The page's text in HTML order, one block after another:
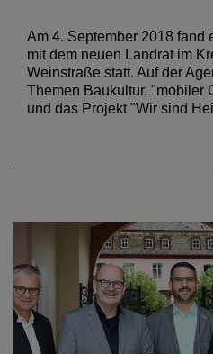
Am 4. September 2018 fand
mit dem neuen Landrat im
Weinstraße statt. Auf der
Themen Baukultur, "mobiler
und das Projekt "Wir sind